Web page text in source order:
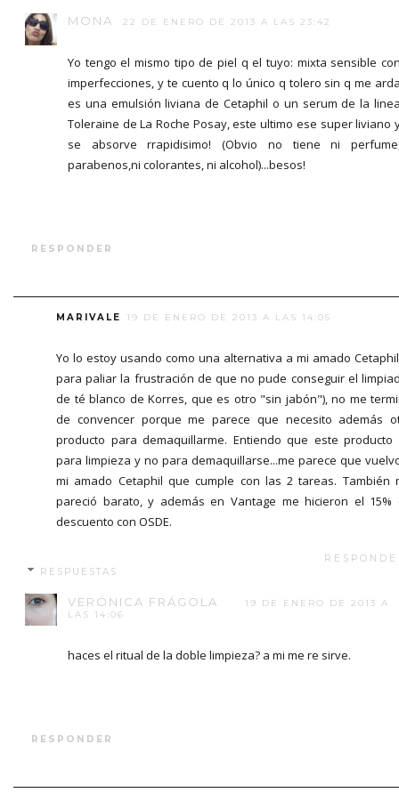
MONA 22 DE ENERO DE 2013 A LAS 23:42
Yo tengo el mismo tipo de piel q el tuyo: mixta sensible
imperfecciones, y te cuento q lo único q tolero sin q me
es una emulsión liviana de Cetaphil o un serum de la
Toleraine de La Roche Posay, este ultimo ese super liviano
se absorve rrapidisimo! (Obvio no tiene ni
parabenos,ni colorantes, ni alcohol)...besos!
RESPONDER
MARIVALE 19 DE ENERO DE 2013 A LAS 14:05
Yo lo estoy usando como una alternativa a mi amado
para paliar la frustración de que no pude conseguir el
de té blanco de Korres, que es otro "sin jabón"), no me
de convencer porque me parece que necesito además
producto para demaquillarme. Entiendo que este producto
para limpieza y no para demaquillarse...me parece que
mi amado Cetaphil que cumple con las 2 tareas. También
pareció barato, y además en Vantage me hicieron el 15%
descuento con OSDE.
RESPUESTAS
VERÓNICA FRÁGOLA
19 DE ENERO DE 2013 A
LAS 14:06
haces el ritual de la doble limpieza? a mi me re sirve.
RESPONDER